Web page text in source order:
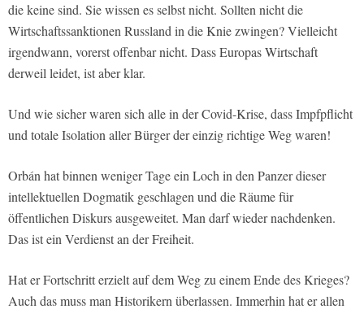
die keine sind. Sie wissen es selbst nicht. Sollten nicht die
Wirtschaftssanktionen Russland in die Knie zwingen? Vielleicht
irgendwann, vorerst offenbar nicht. Dass Europas Wirtschaft
derweil leidet, ist aber klar.
Und wie sicher waren sich alle in der Covid-Krise, dass Impfpflicht
und totale Isolation aller Bürger der einzig richtige Weg waren!
Orbán hat binnen weniger Tage ein Loch in den Panzer dieser
intellektuellen Dogmatik geschlagen und die Räume für
öffentlichen Diskurs ausgeweitet. Man darf wieder nachdenken.
Das ist ein Verdienst an der Freiheit.
Hat er Fortschritt erzielt auf dem Weg zu einem Ende des Krieges?
Auch das muss man Historikern überlassen. Immerhin hat er allen